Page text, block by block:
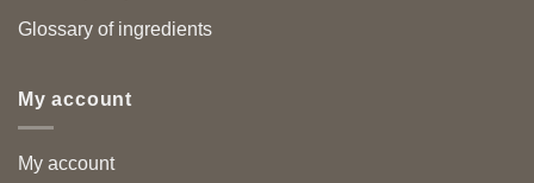
Glossary of ingredients
My account
My account